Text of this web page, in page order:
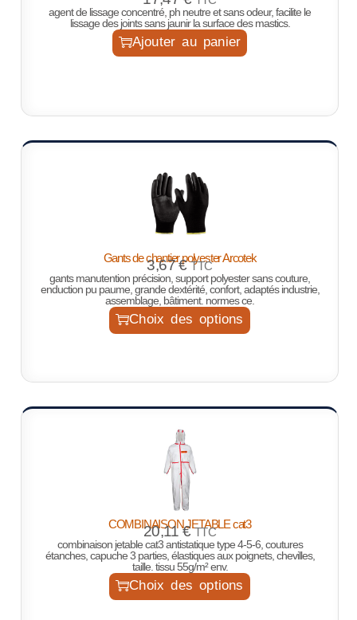
agent de lissage concentré, ph neutre et sans odeur, facilite le
lissage des joints sans jaunir la surface des mastics.
Ajouter au panier
Gants de chantier polyester Arcotek
3,67€ TTC
gants manutention précision, support polyester sans couture,
enduction pu paume, grande dextérité, confort, adaptés industrie,
assemblage, bâtiment. normes ce.
Choix des options
COMBINAISON JETABLE cat3
20,11€ TTC
combinaison jetable cat3 antistatique type 4-5-6, coutures
étanches, capuche 3 parties, élastiques aux poignets, chevilles,
taille. tissu 55g/m² env.
Choix des options